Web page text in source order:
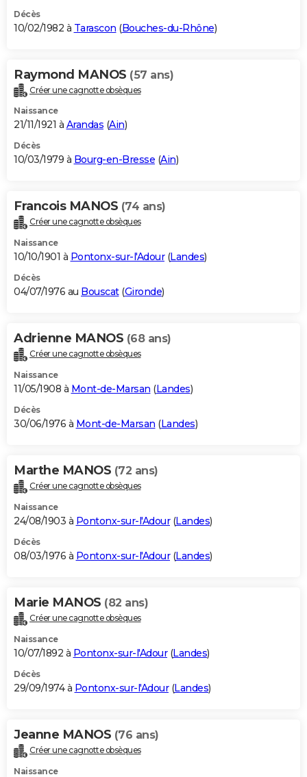
Décès
10/02/1982 à Tarascon (Bouches-du-Rhône)
Raymond MANOS (57 ans)
Créer une cagnotte obsèques
Naissance
21/11/1921 à Arandas (Ain)
Décès
10/03/1979 à Bourg-en-Bresse (Ain)
Francois MANOS (74 ans)
Créer une cagnotte obsèques
Naissance
10/10/1901 à Pontonx-sur-l'Adour(Landes)
Décès
04/07/1976 au Bouscat(Gironde)
Adrienne MANOS (68 ans)
Créer une cagnotte obsèques
Naissance
11/05/1908 à Mont-de-Marsan (Landes)
Décès
30/06/1976 à Mont-de-Marsan (Landes)
Marthe MANOS (72 ans)
Créer une cagnotte obsèques
Naissance
24/08/1903 à Pontonx-sur-l'Adour(Landes)
Décès
08/03/1976 à Pontonx-sur-l'Adour(Landes)
Marie MANOS (82 ans)
Créer une cagnotte obsèques
Naissance
10/07/1892 à Pontonx-sur-l'Adour(Landes)
Décès
29/09/1974 à Pontonx-sur-l'Adour(Landes)
Jeanne MANOS (76 ans)
Créer une cagnotte obsèques
Naissance